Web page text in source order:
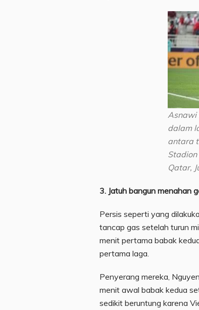
Asnawi
dalam
antara
Qatar,
3. Jatuh bangun menahan
Persis seperti yang
tancap gas setelah turun
menit pertama babak
pertama laga.
Penyerang mereka,
menit awal babak kedua
sedikit beruntung karena